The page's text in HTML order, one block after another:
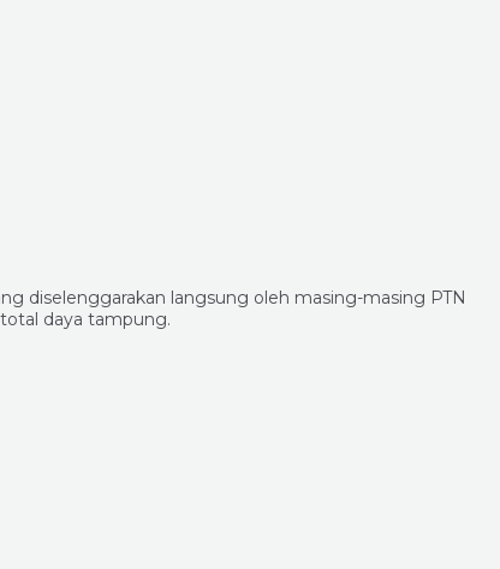
diselenggarakan langsung oleh masing-masing PTN
daya tampung.